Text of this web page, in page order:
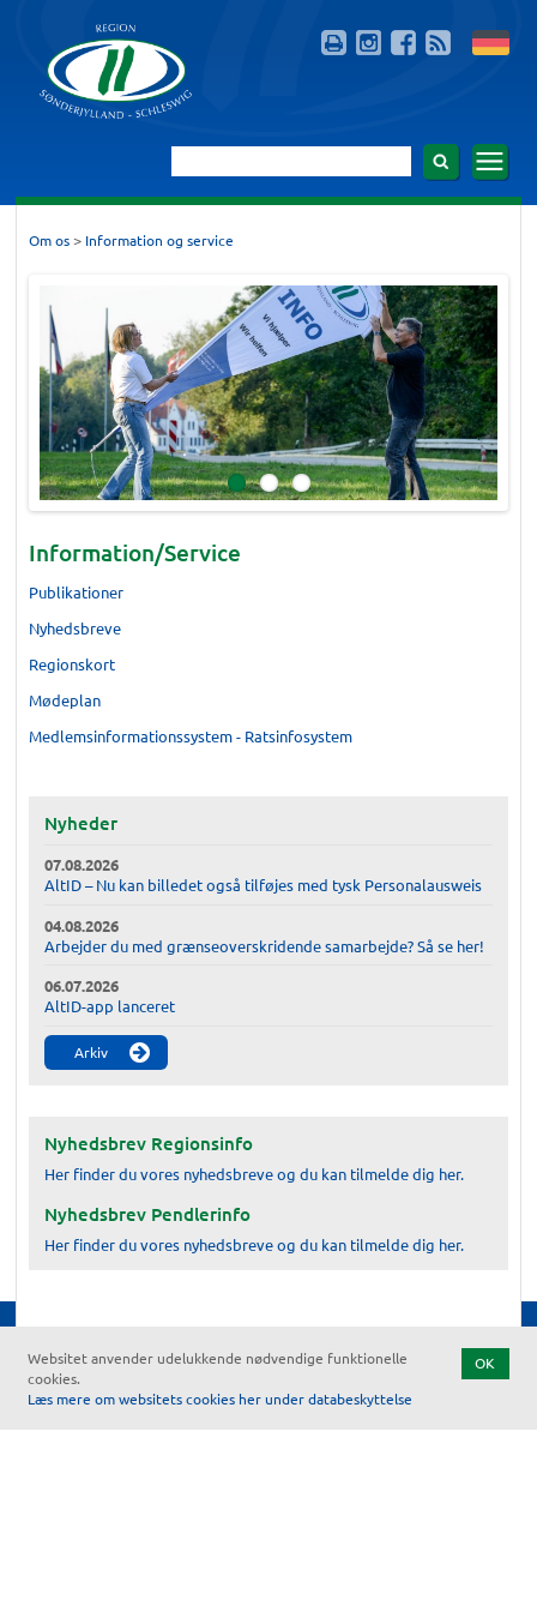
Om os > Information og service
Information/Service
Publikationer
Nyhedsbreve
Regionskort
Mødeplan
Medlemsinformationssystem - Ratsinfosystem
Nyheder
07.08.2026
AltID – Nu kan billedet også tilføjes med tysk Personalausweis
04.08.2026
Arbejder du med grænseoverskridende samarbejde? Så se her!
06.07.2026
AltID-app lanceret
Arkiv
Nyhedsbrev Regionsinfo
Her finder du vores nyhedsbreve og du kan tilmelde dig her.
Nyhedsbrev Pendlerinfo
Her finder du vores nyhedsbreve og du kan tilmelde dig her.
Vores partnere
OK
Websitet anvender udelukkende nødvendige funktionelle
cookies.
Læs mere om websitets cookies her under databeskyttelse